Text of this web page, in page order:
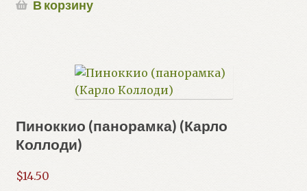
В корзину
Пиноккио (панорамка) (Карло
Коллоди)
$14.50